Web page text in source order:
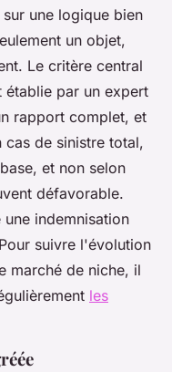
une logique bien
un objet,
Le critère central
établie par un expert
rapport complet, et
cas de sinistre total,
et non selon
défavorable.
une indemnisation
suivre l'évolution
marché de niche, il
les